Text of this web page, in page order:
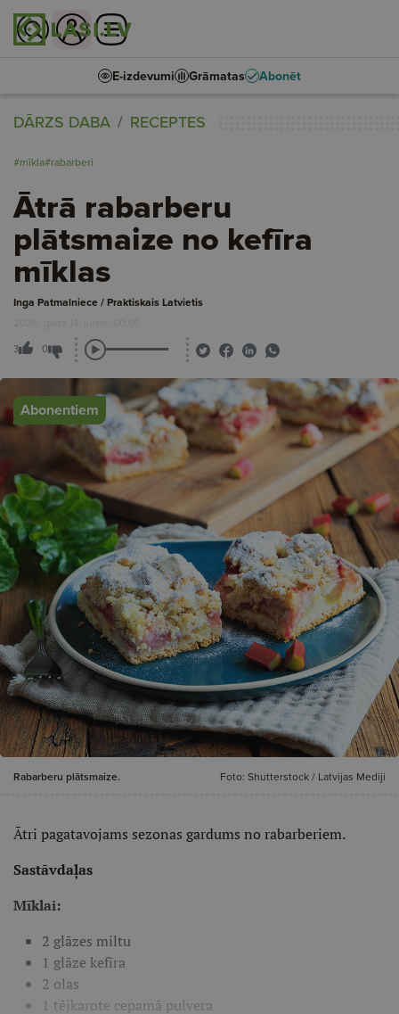
E-izdevumi Grāmatas Abonēt
DĀRZS DABA RECEPTES
#mīkla#rabarberi
Ātrā rabarberu
plātsmaize no kefīra
mīklas
Inga Patmalniece / Praktiskais Latvietis
2026. gada 14. jūnijs, 00:01
3 0
Abonentiem
Rabarberu plātsmaize. Foto: Shutterstock / Latvijas Mediji
Ātri pagatavojams sezonas gardums no rabarberiem.
Sastāvdaļas
Mīklai:
2 glāzes miltu
1 glāze kefīra
2 olas
1 tējkarote cepamā pulvera